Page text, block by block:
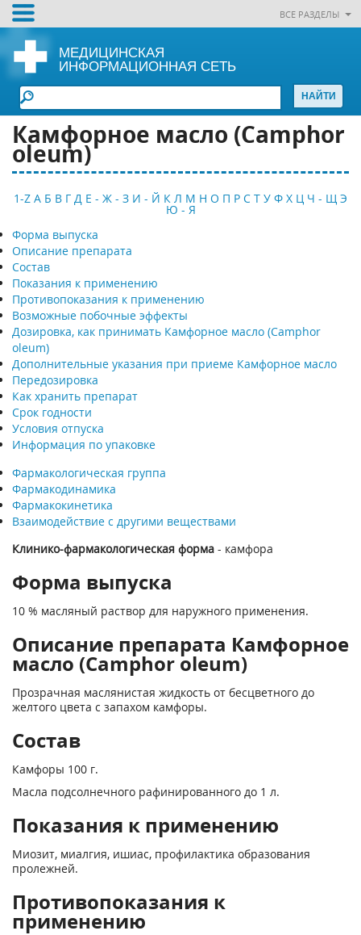
ВСЕ РАЗДЕЛЫ
МЕДИЦИНСКАЯ
ИНФОРМАЦИОННАЯ СЕТЬ
Камфорное масло (Camphor
oleum)
1-Z А Б В Г Д Е - Ж - З И - Й К Л М Н О П Р С Т У Ф Х Ц Ч - Щ Э
Ю - Я
Форма выпуска
Описание препарата
Состав
Показания к применению
Противопоказания к применению
Возможные побочные эффекты
Дозировка, как принимать Камфорное масло (Camphor
oleum)
Дополнительные указания при приеме Камфорное масло
Передозировка
Как хранить препарат
Срок годности
Условия отпуска
Информация по упаковке
Фармакологическая группа
Фармакодинамика
Фармакокинетика
Взаимодействие с другими веществами
Клинико-фармакологическая форма - камфора
Форма выпуска
10 % масляный раствор для наружного применения.
Описание препарата Камфорное
масло (Camphor oleum)
Прозрачная маслянистая жидкость от бесцветного до
желтого цвета с запахом камфоры.
Состав
Камфоры 100 г.
Масла подсолнечного рафинированного до 1 л.
Показания к применению
Миозит, миалгия, ишиас, профилактика образования
пролежней.
Противопоказания к
применению